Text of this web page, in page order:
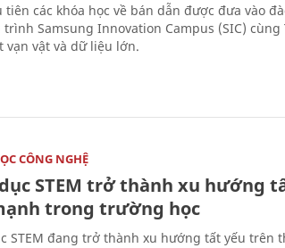
tiên các khóa học về bán dẫn được đưa vào
Samsung Innovation Campus (SIC)
vạn vật và dữ liệu lớn.
CÔNG NGHỆ
STEM trở thành xu hướng
trong trường học
STEM đang trở thành xu hướng tất yếu trên